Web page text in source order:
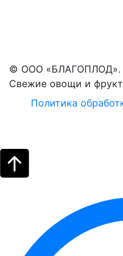
© ООО «БЛАГОПЛОД».
Свежие овощи и
Политика